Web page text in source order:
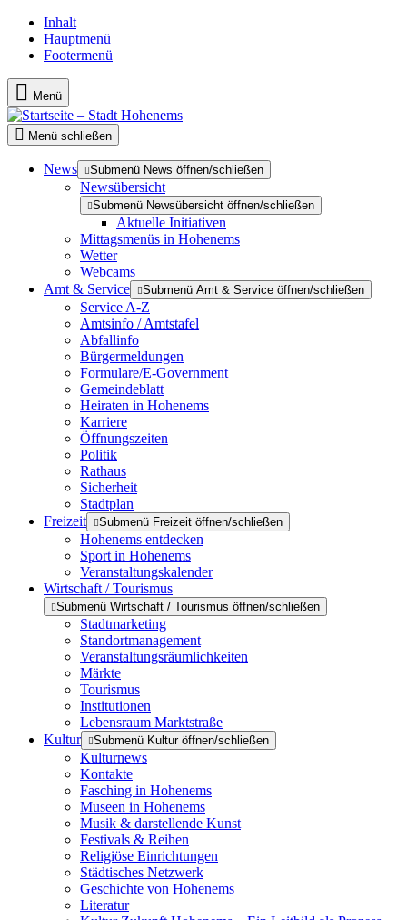
Inhalt
Hauptmenü
Footermenü
Menü
Menü schließen
News Submenü News öffnen/schließen
Newsübersicht
Submenü Newsübersicht öffnen/schließen
Aktuelle Initiativen
Mittagsmenüs in Hohenems
Wetter
Webcams
Amt & Service
Submenü Amt & Service öffnen/schließen
Service A-Z
Amtsinfo / Amtstafel
Abfallinfo
Bürgermeldungen
Formulare/E-Government
Gemeindeblatt
Heiraten in Hohenems
Karriere
Öffnungszeiten
Politik
Rathaus
Sicherheit
Stadtplan
Freizeit
Submenü Freizeit öffnen/schließen
Hohenems entdecken
Sport in Hohenems
Veranstaltungskalender
Wirtschaft / Tourismus
Submenü Wirtschaft / Tourismus öffnen/schließen
Stadtmarketing
Standortmanagement
Veranstaltungsräumlichkeiten
Märkte
Tourismus
Institutionen
Lebensraum Marktstraße
Kultur
Submenü Kultur öffnen/schließen
Kulturnews
Kontakte
Fasching in Hohenems
Museen in Hohenems
Musik & darstellende Kunst
Festivals & Reihen
Religiöse Einrichtungen
Städtisches Netzwerk
Geschichte von Hohenems
Literatur